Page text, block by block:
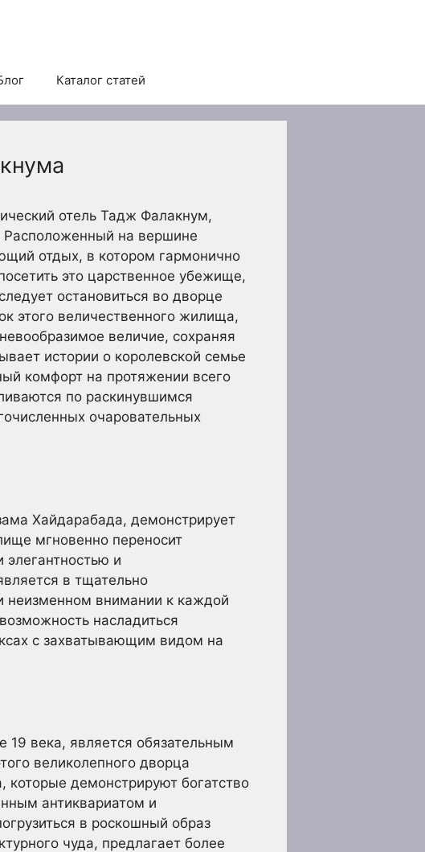
Каталог статей
отель Тадж Фалакнум,
Расположенный на вершине
отдых, в котором гармонично
это царственное убежище,
остановиться во дворце
этого величественного жилища,
величие, сохраняя
истории о королевской семье
комфорт на протяжении всего
по раскинувшимся
очаровательных
Хайдарабада, демонстрирует
мгновенно переносит
и
в тщательно
неизменном внимании к каждой
насладиться
с захватывающим видом на
века, является обязательным
великолепного дворца
которые демонстрируют богатство
антиквариатом и
в роскошный образ
чуда, предлагает более